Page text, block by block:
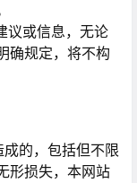
议或信息，无论
确规定，将不构
的，包括但不限
形损失，本网站